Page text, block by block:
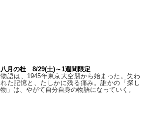
八月の杜 8/29(土)～1週間限定
物語は、1945年東京大空襲から始まった。失わ
れた記憶と、たしかに残る痛み。誰かの「探し
物」は、やがて自分自身の物語になっていく。